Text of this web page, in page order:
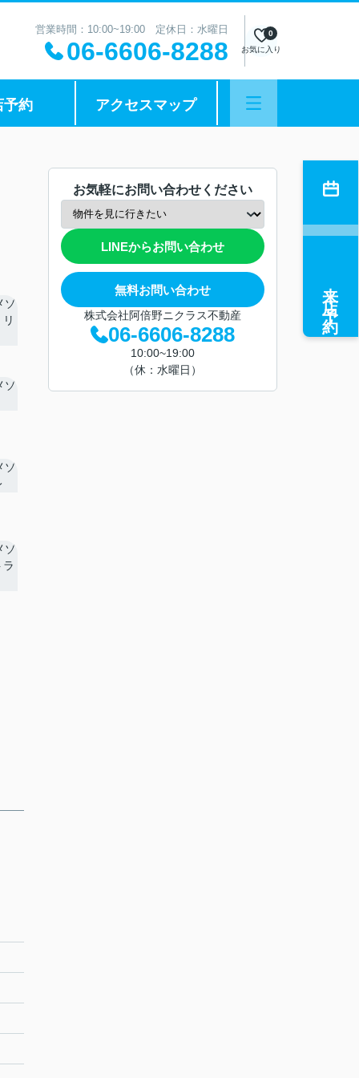
営業時間：10:00~19:00 定休日：水曜日
06-6606-8288 お気に入り
0
予約 アクセスマップ
お気軽にお問い合わせください
LINEからお問い合わせ
無料お問い合わせ
株式会社阿倍野ニクラス不動産
06-6606-8288
10:00~19:00
（休：水曜日）
来店予約